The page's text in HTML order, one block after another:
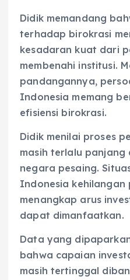
Didik memandang
terhadap birokrasi
kesadaran kuat dari
membenahi institusi.
pandangannya,
Indonesia memang
efisiensi birokrasi.
Didik menilai proses
masih terlalu
negara pesaing.
Indonesia kehilangan
menangkap arus
dapat dimanfaatkan.
Data yang
bahwa capaian
masih tertinggal